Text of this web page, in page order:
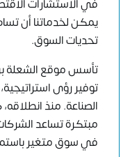
في الاستشارات
يمكن لخدماتنا أن
تحديات السوق.
تأسس موقع الشعلة
توفير رؤى
الصناعة. منذ
مبتكرة تساعد
في سوق متغير